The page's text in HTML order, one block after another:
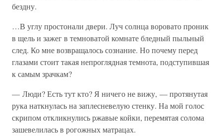
бездну.
…В углу простонали двери. Луч солнца воровато проник
в щель и зажег в темноватой комнате бледный пыльный
след. Ко мне возвращалось сознание. Но почему перед
глазами стоит такая непроглядная темнота, подступившая
к самым зрачкам?
— Люди? Есть тут кто? Я ничего не вижу, — протянутая
рука наткнулась на заплесневелую стенку. На мой голос
скрипом откликнулись ржавые койки, перемятая солома
зашевелилась в рогожных матрацах.